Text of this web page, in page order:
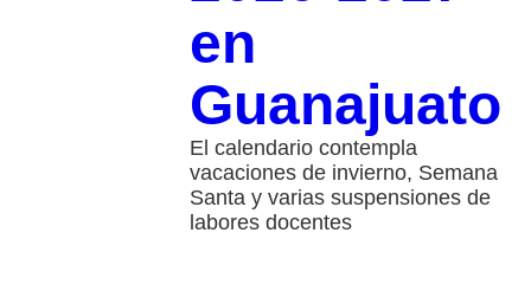
en
Guanajuato
El calendario contempla
vacaciones de invierno, Semana
Santa y varias suspensiones de
labores docentes